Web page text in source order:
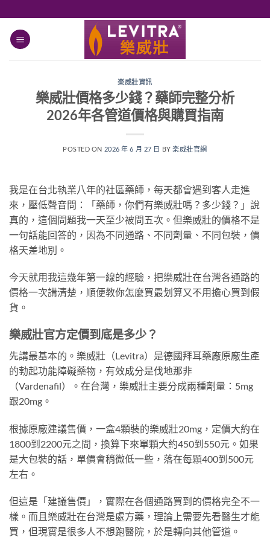
楽威壯資訊
樂威壯價格多少錢？藥師完整分析
2026年各管道價格與購買指南
POSTED ON 2026 年 6 月 27 日 BY楽威壯官網
我是在台北執業八年的社區藥師，每天都會遇到客人走進
來，壓低聲音問：「藥師，你們有樂威壯嗎？多少錢？」說
真的，這個問題我一天至少被問五次。但樂威壯的價格不是
一句話能回答的，因為不同通路、不同劑量、不同包裝，價
格天差地別。
今天就用我這幾年第一線的經驗，把樂威壯在台灣各通路的
價格一次講清楚，順便教你怎麼買最划算又不用擔心買到假
貨。
樂威壯官方定價到底是多少？
先講最基本的。樂威壯（Levitra）是德國拜耳藥廠原廠生產
的勃起功能障礙藥物，有效成分是伐地那非
（Vardenafil）。在台灣，樂威壯主要分成兩種劑量：5mg
跟20mg。
根據原廠建議售價，一盒4顆裝的樂威壯20mg，定價大約在
1800到2200元之間，換算下來單顆大約450到550元。如果
是大包裝的話，單價會稍微低一些，落在每顆400到500元
左右。
但這是「建議售價」，實際在各個通路買到的價格完全不一
樣。而且樂威壯在台灣是處方藥，理論上需要先看醫生才能
買，但現實是很多人不想跑醫院，於是轉向其他管道。